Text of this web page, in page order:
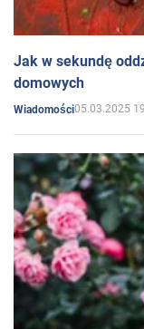
Jak w sekundę
domowych
Wiadomości05.03.2025